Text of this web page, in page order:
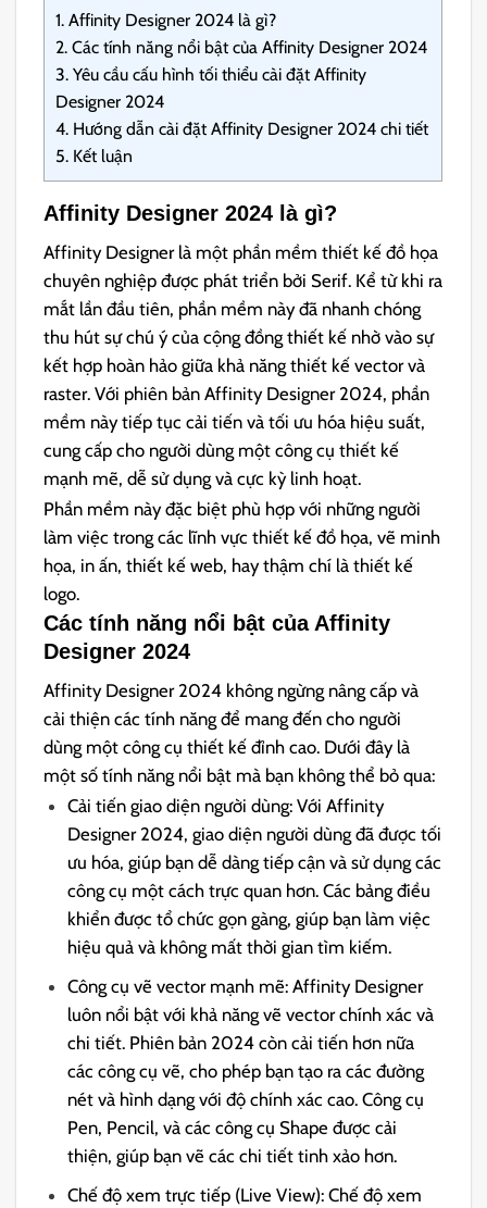
1. Affinity Designer 2024 là gì?
2. Các tính năng nổi bật của Affinity Designer 2024
3. Yêu cầu cấu hình tối thiểu cài đặt Affinity
Designer 2024
4. Hướng dẫn cài đặt Affinity Designer 2024 chi tiết
5. Kết luận
Affinity Designer 2024 là gì?
Affinity Designer là một phần mềm thiết kế đồ họa
chuyên nghiệp được phát triển bởi Serif. Kể từ khi ra
mắt lần đầu tiên, phần mềm này đã nhanh chóng
thu hút sự chú ý của cộng đồng thiết kế nhờ vào sự
kết hợp hoàn hảo giữa khả năng thiết kế vector và
raster. Với phiên bản Affinity Designer 2024, phần
mềm này tiếp tục cải tiến và tối ưu hóa hiệu suất,
cung cấp cho người dùng một công cụ thiết kế
mạnh mẽ, dễ sử dụng và cực kỳ linh hoạt.
Phần mềm này đặc biệt phù hợp với những người
làm việc trong các lĩnh vực thiết kế đồ họa, vẽ minh
họa, in ấn, thiết kế web, hay thậm chí là thiết kế
logo.
Các tính năng nổi bật của Affinity
Designer 2024
Affinity Designer 2024 không ngừng nâng cấp và
cải thiện các tính năng để mang đến cho người
dùng một công cụ thiết kế đỉnh cao. Dưới đây là
một số tính năng nổi bật mà bạn không thể bỏ qua:
Cải tiến giao diện người dùng: Với Affinity
Designer 2024, giao diện người dùng đã được tối
ưu hóa, giúp bạn dễ dàng tiếp cận và sử dụng các
công cụ một cách trực quan hơn. Các bảng điều
khiển được tổ chức gọn gàng, giúp bạn làm việc
hiệu quả và không mất thời gian tìm kiếm.
Công cụ vẽ vector mạnh mẽ: Affinity Designer
luôn nổi bật với khả năng vẽ vector chính xác và
chi tiết. Phiên bản 2024 còn cải tiến hơn nữa
các công cụ vẽ, cho phép bạn tạo ra các đường
nét và hình dạng với độ chính xác cao. Công cụ
Pen, Pencil, và các công cụ Shape được cải
thiện, giúp bạn vẽ các chi tiết tinh xảo hơn.
Chế độ xem trực tiếp (Live View): Chế độ xem